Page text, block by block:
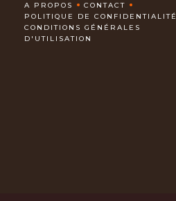
A PROPOS
CONTACT
POLITIQUE DE CONFIDENTIALITÉ
CONDITIONS GÉNÉRALES
D'UTILISATION